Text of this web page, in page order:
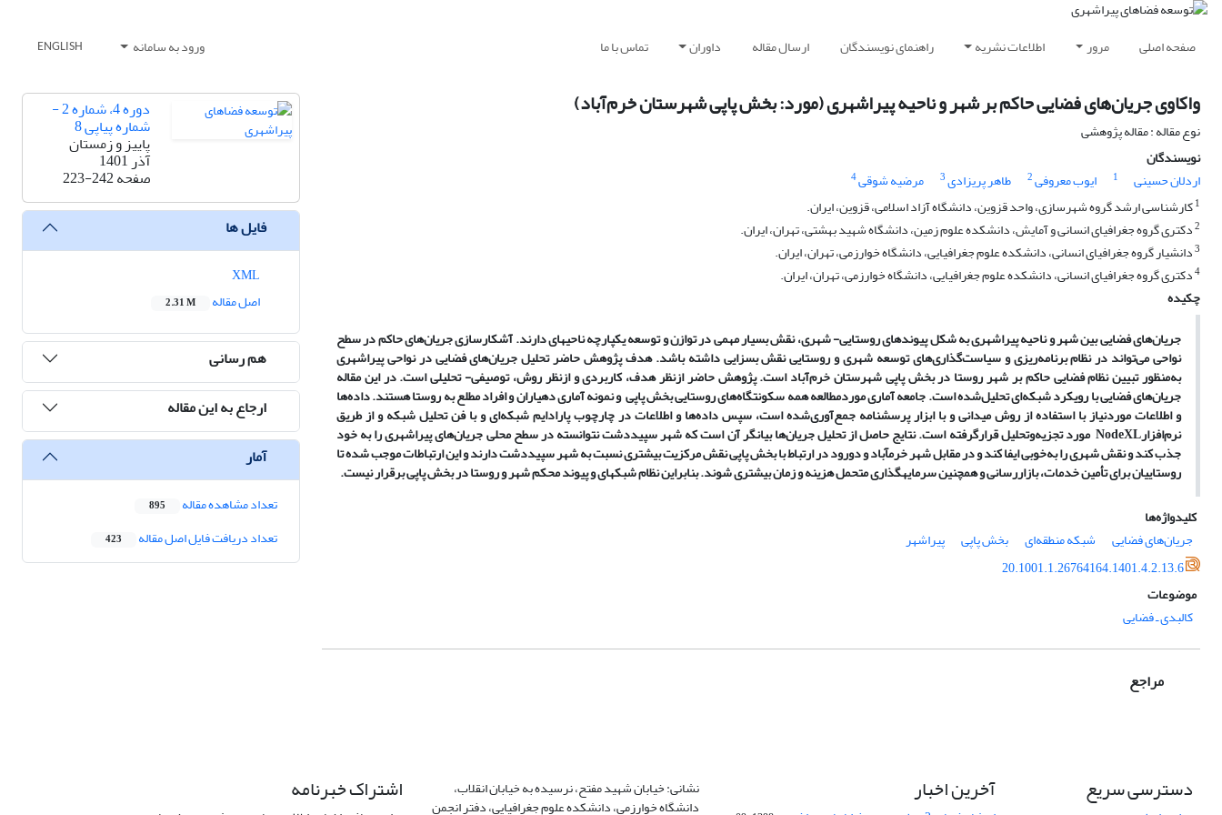
صفحه اصلی مرور اطلاعات نشریه راهنمای نویسندگان ارسال مقاله داوران تماس با ما ورود به سامانه ENGLISH
واکاوی جریان‌های فضایی حاکم بر شهر و ناحیه پیراشهری (مورد: بخش پاپی شهرستان خرم‌آباد)
نوع مقاله : مقاله پژوهشی
نویسندگان
اردلان حسینی
1 ایوب معروفی2 طاهر پریزادی3 مرضیه شوقی4
1کارشناسی ارشد گروه شهرسازی، واحد قزوین، دانشگاه آزاد اسلامی، قزوین، ایران.
2دکتری گروه جغرافیای انسانی و آمایش، دانشکده علوم زمین، دانشگاه شهید بهشتی، تهران، ایران.
3دانشیار گروه جغرافیای انسانی، دانشکده علوم جغرافیایی، دانشگاه خوارزمی، تهران، ایران.
4دکتری گروه جغرافیای انسانی، دانشکده علوم جغرافیایی، دانشگاه خوارزمی، تهران، ایران.
چکیده
جریان‌های فضایی بین شهر و ناحیه پیراشهری به شکل پیوندهای روستایی- شهری، نقش بسیار مهمی در توازن و توسعه یکپارچه ناحیه­ای دارند. آشکارسازی جریان‌های حاکم در سطح
نواحی می‌تواند در نظام برنامه‌ریزی و سیاست‌گذاری‌های توسعه شهری و روستایی نقش بسزایی داشته باشد. هدف پژوهش حاضر تحلیل جریان‌های فضایی در نواحی پیراشهری
به‌منظور تبیین نظام فضایی حاکم بر شهر روستا در بخش پاپی شهرستان خرم‌آباد است. پژوهش حاضر ازنظر هدف، کاربردی و ازنظر روش، توصیفی- تحلیلی است. در این مقاله
جریان‌های فضایی با رویکرد شبکه‌ای تحلیل‌شده است. جامعه آماری موردمطالعه همه سکونتگاه‌های روستایی بخش پاپی و نمونه آماری دهیاران و افراد مطلع به روستا هستند. داده‌ها
و اطلاعات موردنیاز با استفاده از روش میدانی و با ابزار پرسشنامه جمع‌آوری‌شده است، سپس داده‌ها و اطلاعات در چارچوب پارادایم شبکه‌ای و با فن تحلیل شبکه و از طریق
نرم‌افزارNodeXL مورد تجزیه‌وتحلیل قرارگرفته است. نتایج حاصل از تحلیل جریان‌ها بیانگر آن است که شهر سپیددشت نتوانسته در سطح محلی جریان‌های پیراشهری را به خود
جذب کند و نقش شهری را به‌خوبی ایفا کند و در مقابل شهر خرم­آباد و دورود در ارتباط با بخش پاپی نقش مرکزیت بیشتری نسبت به شهر سپیددشت دارند و این ارتباطات موجب شده تا
روستاییان برای تأمین خدمات، بازاررسانی و همچنین سرمایه­گذاری متحمل هزینه و زمان بیشتری شوند. بنابراین نظام شبکه­ای و پیوند محکم شهر و روستا در بخش پاپی برقرار نیست.
کلیدواژه‌ها
جریان‌های فضایی
شبکه منطقه‌ای بخش پاپی
پیراشهر
20.1001.1.26764164.1401.4.2.13.6
موضوعات
کالبدی ـ فضایی
مراجع
دوره 4، شماره 2 -
شماره پیاپی 8
پاییز و زمستان
آذر 1401
صفحه223-242
فایل ها
اصل مقاله
2.31 M
هم رسانی
ارجاع به این مقاله
آمار
تعداد مشاهده مقاله 895
تعداد دریافت فایل اصل مقاله 423
دسترسی سریع آخرین اخبار نشانی: خیابان شهید مفتح، نرسیده به خیابان انقلاب،
دانشگاه خوارزمی، دانشکده علوم جغرافیایی، دفتر انجمن
اشتراک خبرنامه